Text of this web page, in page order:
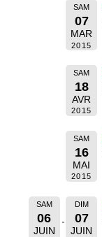
SAM
07
MAR
2015
SAM
18
AVR
2015
SAM
16
MAI
2015
SAM
06
JUIN
DIM
07
JUIN